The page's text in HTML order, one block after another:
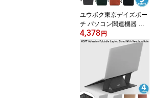
ユウボク東京デイズポー
チ パソコン関連機器 名
刺入れ モバイルバッテリ
ー イヤホン 収納 PC周辺
小物整理 収納ポーチ ノ
マド向けの仕事道具入れ
立てて使用 小分けに収納
コンパクト 大容量 デイ
ズポーチ
4,378円